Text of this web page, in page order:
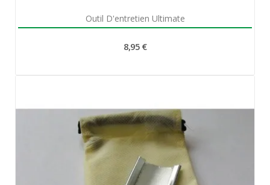
Outil D'entretien Ultimate
8,95 €